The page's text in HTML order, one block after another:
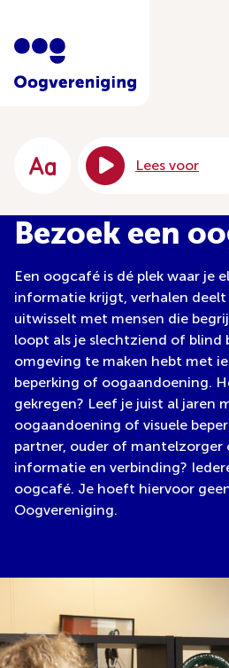
Lees voor
Bezoek een
Een oogcafé is dé plek waar je
informatie krijgt, verhalen
uitwisselt met mensen die
loopt als je slechtziend of blind
omgeving te maken hebt met
beperking of oogaandoening.
gekregen? Leef je juist al jaren
oogaandoening of visuele
partner, ouder of mantelzorger
informatie en verbinding?
oogcafé. Je hoeft hiervoor
Oogvereniging.